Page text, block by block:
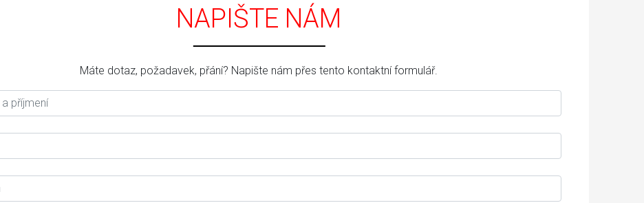
NAPIŠTE NÁM
Máte dotaz, požadavek, přání? Napište nám přes tento kontaktní formulář.